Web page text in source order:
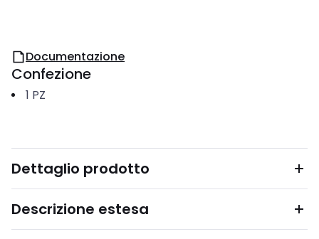
Documentazione
Confezione
1 PZ
Dettaglio prodotto
Descrizione estesa